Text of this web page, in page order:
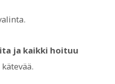
ja kaikki hoituu